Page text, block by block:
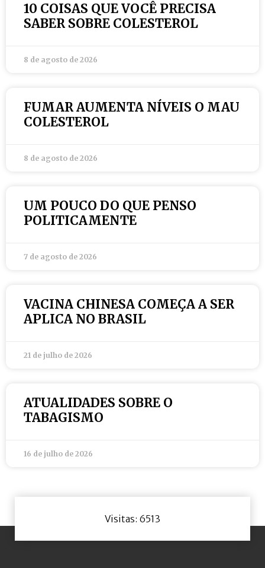
10 COISAS QUE VOCÊ PRECISA
SABER SOBRE COLESTEROL
8 de agosto de 2026
FUMAR AUMENTA NÍVEIS O MAU
COLESTEROL
8 de agosto de 2026
UM POUCO DO QUE PENSO
POLITICAMENTE
7 de agosto de 2026
VACINA CHINESA COMEÇA A SER
APLICA NO BRASIL
21 de julho de 2026
ATUALIDADES SOBRE O
TABAGISMO
16 de julho de 2026
Visitas: 6513